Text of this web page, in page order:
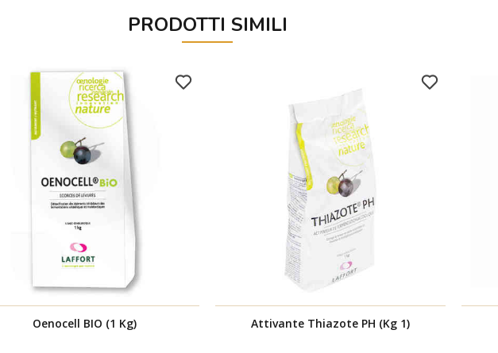
PRODOTTI SIMILI
Oenocell BIO (1 Kg) Attivante Thiazote PH (Kg 1)